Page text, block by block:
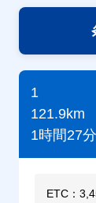
1
121.9km
1時間27分
ETC：